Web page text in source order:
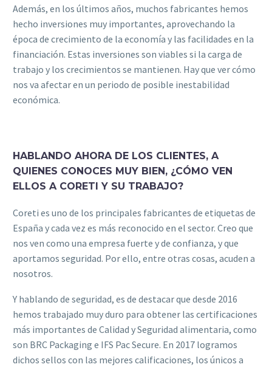
Además, en los últimos años, muchos fabricantes hemos
hecho inversiones muy importantes, aprovechando la
época de crecimiento de la economía y las facilidades en la
financiación. Estas inversiones son viables si la carga de
trabajo y los crecimientos se mantienen. Hay que ver cómo
nos va afectar en un periodo de posible inestabilidad
económica.
HABLANDO AHORA DE LOS CLIENTES, A
QUIENES CONOCES MUY BIEN, ¿CÓMO VEN
ELLOS A CORETI Y SU TRABAJO?
Coreti es uno de los principales fabricantes de etiquetas de
España y cada vez es más reconocido en el sector. Creo que
nos ven como una empresa fuerte y de confianza, y que
aportamos seguridad. Por ello, entre otras cosas, acuden a
nosotros.
Y hablando de seguridad, es de destacar que desde 2016
hemos trabajado muy duro para obtener las certificaciones
más importantes de Calidad y Seguridad alimentaria, como
son BRC Packaging e IFS Pac Secure. En 2017 logramos
dichos sellos con las mejores calificaciones, los únicos a